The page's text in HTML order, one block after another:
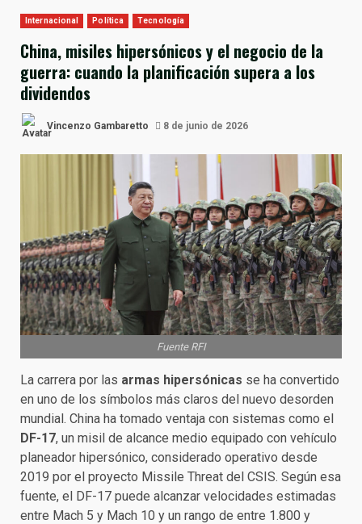
Internacional Política Tecnología
China, misiles hipersónicos y el negocio de la
guerra: cuando la planificación supera a los
dividendos
Vincenzo Gambaretto 8 de junio de 2026
Fuente RFI
La carrera por las armas hipersónicas se ha convertido
en uno de los símbolos más claros del nuevo desorden
mundial. China ha tomado ventaja con sistemas como el
DF-17, un misil de alcance medio equipado con vehículo
planeador hipersónico, considerado operativo desde
2019 por el proyecto Missile Threat del CSIS. Según esa
fuente, el DF-17 puede alcanzar velocidades estimadas
entre Mach 5 y Mach 10 y un rango de entre 1.800 y